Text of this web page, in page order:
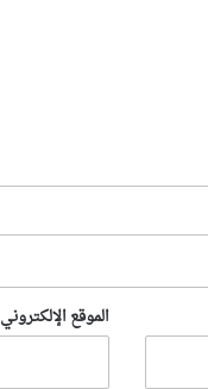
الموقع الإلكتروني